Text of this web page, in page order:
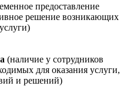
предоставление
решение возникающих
(наличие у сотрудников
для оказания услуги,
и решений)